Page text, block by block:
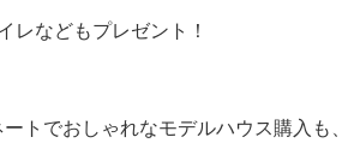
レなどもプレゼント！
トでおしゃれなモデルハウス購入も、